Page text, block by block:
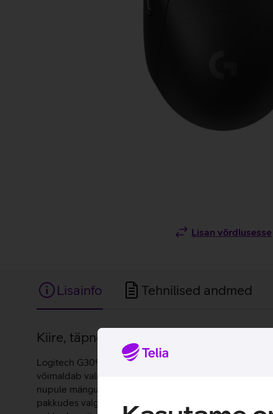
Lisan võrdlusesse
Lisainfo Tehnilised andmed
Lisainfo
Kiire, täpne ja väga kerge juhtmevaba
Logitech G309 Lightspeed on juhtmeta hiir, mis tagab
võimaldab valida täpsust 100 kuni 25600 dpi
nupule mängusisendi käske, süsteemi juhtnuppe või
pakkudes valguse kiirusel reageerimist koos